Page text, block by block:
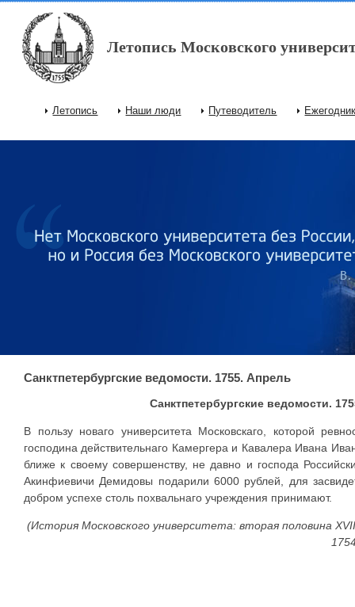
Перейти к основному содержанию
Летопись Московского
Главное меню
Летопись Наши люди Путеводитель
Санктпетербургские ведомости. 1755. Апрель
Санктпетербургские ведомости.
В пользу новаго университета Московскаго, которой
господина действительнаго Камер­гера и Кавалера Ивана
ближе к своему совершенству, не давно и господа
Акинфиевичи Демидовы подарили 6000 рублей, для
добром успехе столь похвальнаго учреждения принимают.
(История Московского университета: вторая половина